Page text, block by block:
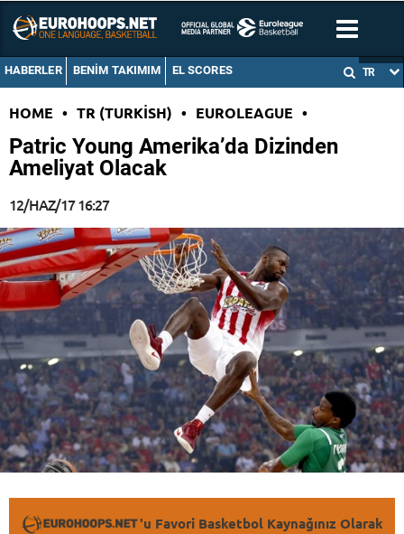
HABERLER BENIM TAKIMIM EL SCORES TR
HOME • TR (TURKISH) • EUROLEAGUE •
Patric Young Amerika’da Dizinden
Ameliyat Olacak
12/HAZ/17 16:27
'u Favori Basketbol Kaynağınız Olarak